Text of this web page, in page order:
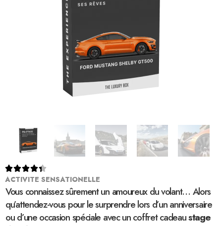

ACTIVITE SENSATIONELLE
Vous connaissez sûrement un amoureux du volant… Alors
qu’attendez-vous pour le surprendre lors d’un anniversaire
ou d’une occasion spéciale avec un coffret cadeaustage